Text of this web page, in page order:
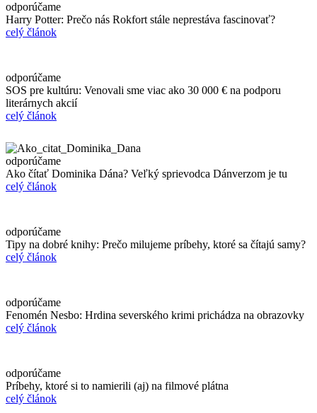
odporúčame
Harry Potter: Prečo nás Rokfort stále neprestáva fascinovať?
celý článok
odporúčame
SOS pre kultúru: Venovali sme viac ako 30 000 € na podporu
literárnych akcií
celý článok
odporúčame
Ako čítať Dominika Dána? Veľký sprievodca Dánverzom je tu
celý článok
odporúčame
Tipy na dobré knihy: Prečo milujeme príbehy, ktoré sa čítajú samy?
celý článok
odporúčame
Fenomén Nesbo: Hrdina severského krimi prichádza na obrazovky
celý článok
odporúčame
Príbehy, ktoré si to namierili (aj) na filmové plátna
celý článok